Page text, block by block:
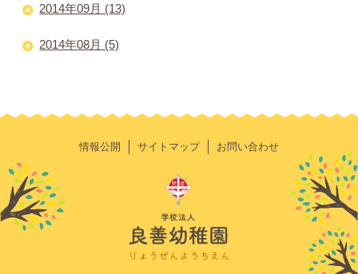
2014年09月 (13)
2014年08月 (5)
情報公開 サイトマップ お問い合わせ